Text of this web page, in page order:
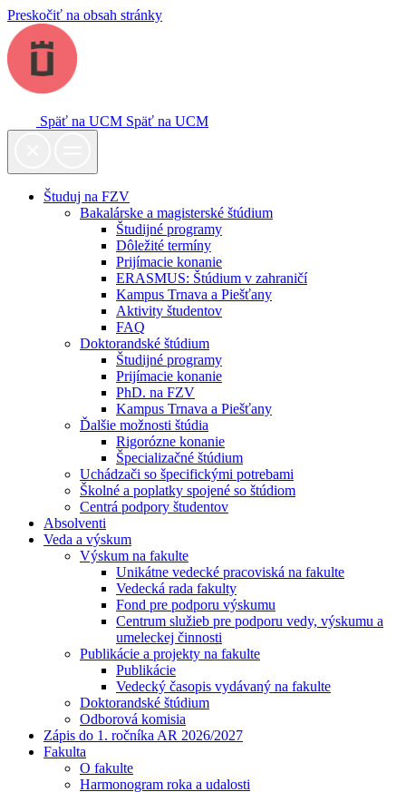
Preskočiť na obsah stránky
Späť na UCM Späť na UCM
Študuj na FZV
Bakalárske a magisterské štúdium
Študijné programy
Dôležité termíny
Prijímacie konanie
ERASMUS: Štúdium v zahraničí
Kampus Trnava a Piešťany
Aktivity študentov
FAQ
Doktorandské štúdium
Študijné programy
Prijímacie konanie
PhD. na FZV
Kampus Trnava a Piešťany
Ďalšie možnosti štúdia
Rigorózne konanie
Špecializačné štúdium
Uchádzači so špecifickými potrebami
Školné a poplatky spojené so štúdiom
Centrá podpory študentov
Absolventi
Veda a výskum
Výskum na fakulte
Unikátne vedecké pracoviská na fakulte
Vedecká rada fakulty
Fond pre podporu výskumu
Centrum služieb pre podporu vedy, výskumu a
umeleckej činnosti
Publikácie a projekty na fakulte
Publikácie
Vedecký časopis vydávaný na fakulte
Doktorandské štúdium
Odborová komisia
Zápis do 1. ročníka AR 2026/2027
Fakulta
O fakulte
Harmonogram roka a udalosti